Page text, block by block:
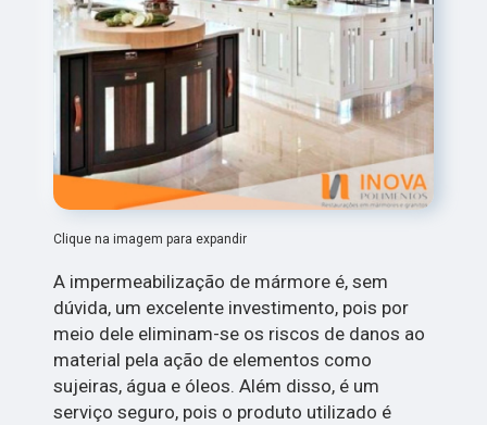
Clique na imagem para expandir
A impermeabilização de mármore é, sem
dúvida, um excelente investimento, pois por
meio dele eliminam-se os riscos de danos ao
material pela ação de elementos como
sujeiras, água e óleos. Além disso, é um
serviço seguro, pois o produto utilizado é